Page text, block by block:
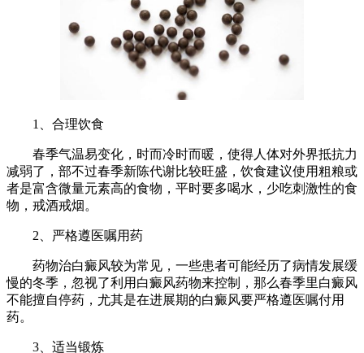
1、合理饮食
春季气温易变化，时而冷时而暖，使得人体对外界抵抗力
减弱了，部不过春季新陈代谢比较旺盛，饮食建议使用粗粮或
者是富含微量元素高的食物，平时要多喝水，少吃刺激性的食
物，戒酒戒烟。
2、严格遵医嘱用药
药物治白癜风较为常见，一些患者可能经历了病情发展缓
慢的冬季，忽视了利用白癜风药物来控制，那么春季里白癜风
不能擅自停药，尤其是在进展期的白癜风要严格遵医嘱付用
药。
3、适当锻炼